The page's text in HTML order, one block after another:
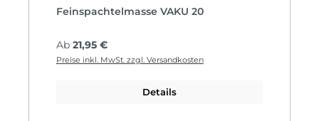
Feinspachtelmasse VAKU 20
Regulärer Preis:
Ab 21,95 €
Preise inkl. MwSt. zzgl. Versandkosten
Details